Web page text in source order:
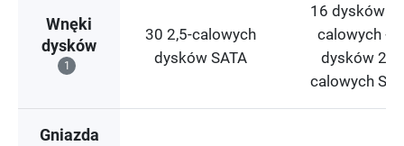
Wnęki
dysków
1
30 2,5-calowych
dysków SATA
16 dysków
calowych +
dysków 2,5-
calowych
Gniazda